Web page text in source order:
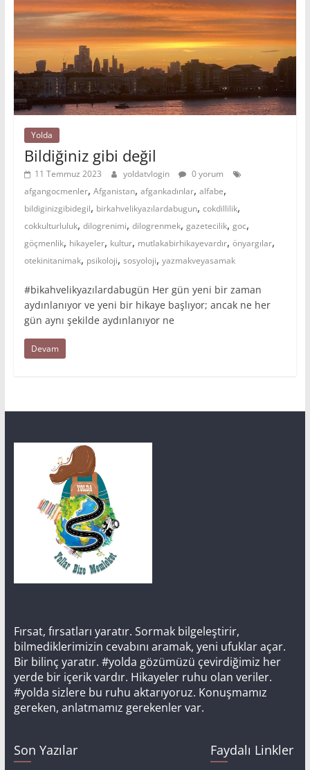
Yolda
Bildiğiniz gibi değil
11 Temmuz 2023 yoldatvlogin
0 yorum
afgangocmenler, Afganistan, afgankadınlar, alfabe,
bildiginizgibidegil, birkahvelikyazılardabugun, cokdillilik,
cokkulturluluk, dilogrenimi, dilogrenmek, gazetecilik, goc,
göçmenlik, hikayeler, kultur, mutlakabirhikayevardır, önyargılar,
otekinitanimak, psikoloji, sosyoloji, yazmakveyasamak
#bikahvelikyazılardabugün Her gün yeni bir zaman
aydınlanıyor ve yeni bir hikaye başlıyor; ancak ne her
gün aynı şekilde aydınlanıyor ne
Devam
Fırsat, fırsatları yaratır. Sormak bilgeleştirir,
bilmediklerimizin cevabını aramak, yeni ufuklar açar.
Bir bilinç yaratır. #yolda gözümüzü çevirdiğimiz her
yerde bir içerik vardır. Hikayeler ruhu olan veriler.
#yolda sizlere bu ruhu aktarıyoruz. Konuşmamız
gereken, anlatmamız gerekenler var.
Son Yazılar Faydalı Linkler